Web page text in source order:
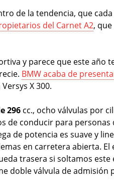
de la tendencia, que
del Carnet A2,
y parece que este año
BMW acaba de
X 300.
296 cc., ocho válvulas por
de conducir para
de potencia es suave y
en carretera abierta.
trasera si soltamos
doble válvula de admisión